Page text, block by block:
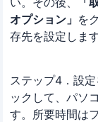
オプション」 を
存先を設定します
ステップ4．設定
ックして、パソ
す。所要時間は